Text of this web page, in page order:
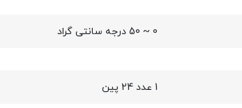
0 ~ 50 درجه سانتی گراد
1 عدد 24 پین